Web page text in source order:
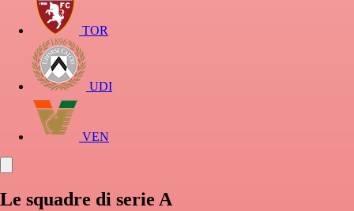
TOR
UDI
VEN
Le squadre di serie A